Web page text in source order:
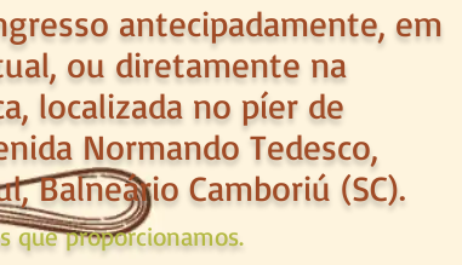
antecipadamente, em
ou diretamente na
localizada no píer de
Normando Tedesco,
Balneário Camboriú (SC).
que proporcionamos.